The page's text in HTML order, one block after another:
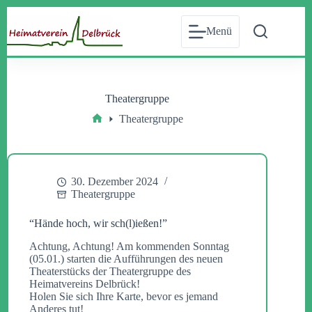
springen
Menü
Theatergruppe
Theatergruppe
30. Dezember 2024
Theatergruppe
“Hände hoch, wir sch(l)ießen!”
Achtung, Achtung! Am kommenden Sonntag
(05.01.) starten die Aufführungen des neuen
Theaterstücks der Theatergruppe des
Heimatvereins Delbrück!
Holen Sie sich Ihre Karte, bevor es jemand
Anderes tut!